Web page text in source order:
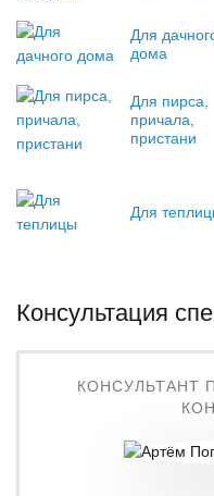
Для
дома
Для пирса,
причала,
пристани
Для
Консультация
КОНСУЛЬТАНТ